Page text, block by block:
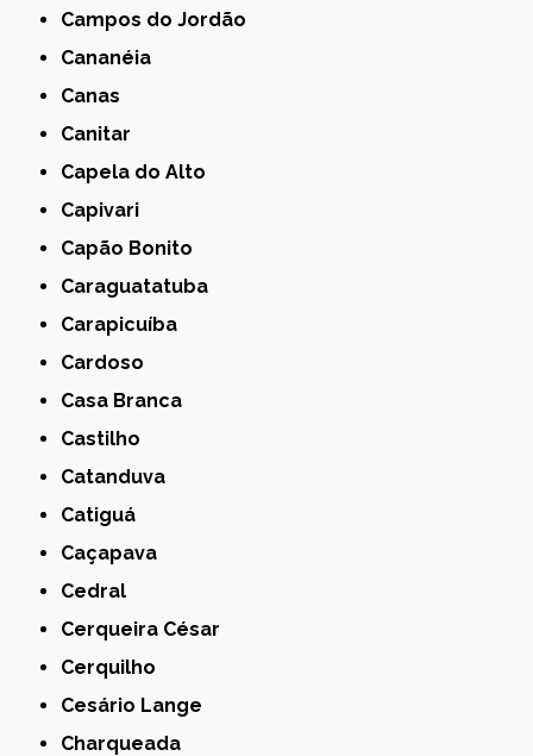
Campos do Jordão
Cananéia
Canas
Canitar
Capela do Alto
Capivari
Capão Bonito
Caraguatatuba
Carapicuíba
Cardoso
Casa Branca
Castilho
Catanduva
Catiguá
Caçapava
Cedral
Cerqueira César
Cerquilho
Cesário Lange
Charqueada